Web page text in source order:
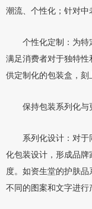
潮流、个性化；针对中
个性化定制：为特
满足消费者对于独特
供定制化的包装盒，刻
保持包装系列化与
系列化设计：对于
化包装设计，形成品
度。如资生堂的护肤
不同的图案和文字进行